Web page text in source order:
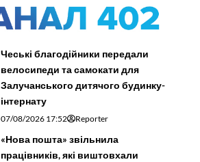
Чеські благодійники передали
велосипеди та самокати для
Залучанського дитячого будинку-
інтернату
07/08/2026 17:52 Reporter
«Нова пошта» звільнила
працівників, які виштовхали